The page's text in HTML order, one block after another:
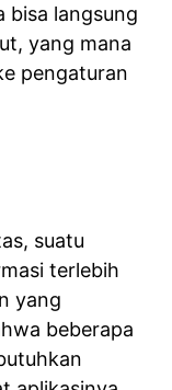
bisa langsung
yang mana
pengaturan
suatu
terlebih
yang
beberapa